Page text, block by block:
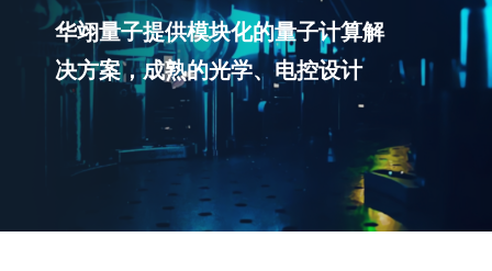
华翊量子提供模块化的量子计算解
决方案，成熟的光学、电控设计